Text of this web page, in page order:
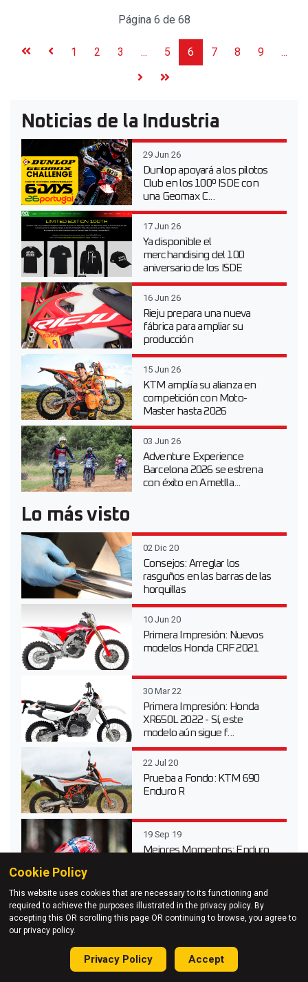
Página 6 de 68
1 2 3 ... 5 6 7 8 9 ...
Noticias de la Industria
29 Jun 26
Dunlop apoyará a los pilotos
Club en los 100º ISDE con
una Geomax C...
17 Jun 26
Ya disponible el
merchandising del 100
aniversario de los ISDE
16 Jun 26
Rieju prepara una nueva
fábrica para ampliar su
producción
15 Jun 26
KTM amplía su alianza en
competición con Moto-
Master hasta 2026
03 Jun 26
Adventure Experience
Barcelona 2026 se estrena
con éxito en Ametlla...
Lo más visto
02 Dic 20
Consejos: Arreglar los
rasguños en las barras de las
horquillas
10 Jun 20
Primera Impresión: Nuevos
modelos Honda CRF 2021
30 Mar 22
Primera Impresión: Honda
XR650L 2022 - Sí, este
modelo aún sigue f...
22 Jul 20
Prueba a Fondo: KTM 690
Enduro R
19 Sep 19
Mejores Momentos: Enduro
Vídeos más destacados
Sigue en directo la gran final
del Red Bull Erzbergrodeo
Cookie Policy
This website uses cookies that are necessary to its functioning and
required to achieve the purposes illustrated in the privacy policy. By
accepting this OR scrolling this page OR continuing to browse, you agree to
our privacy policy.
Privacy Policy Accept